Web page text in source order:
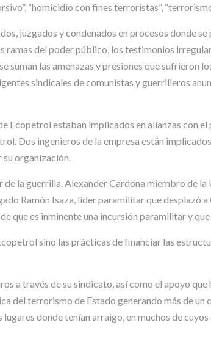
“homicidio con fines terroristas”,
juzgados y condenados en procesos donde
ramas del poder público, los testimonios
suman las amenazas y presiones que sufrieron
sindicales de comunistas y guerrilleros
Ecopetrol estaban implicados en alianzas con
Dos ingenieros de la empresa están
su organización.
la guerrilla. Alexander Cardona miembro de
Ramón Isaza, líder paramilitar que desplazó
que es inminente una incursión paramilitar y
sino las prácticas de financiar las
a través de su sindicato, así como el apoyo
del terrorismo de Estado generando más de
donde tenían arraigo, en muchos de